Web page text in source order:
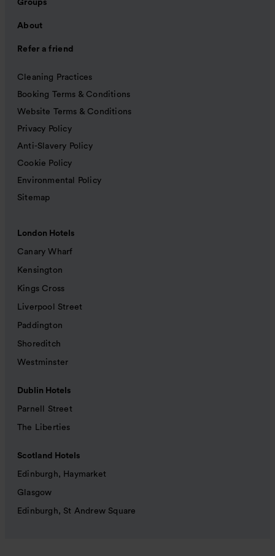
Groups
About
Refer a friend
Cleaning Practices
Booking Terms & Conditions
Website Terms & Conditions
Privacy Policy
Anti-Slavery Policy
Cookie Policy
Environmental Policy
Sitemap
London Hotels
Canary Wharf
Kensington
Kings Cross
Liverpool Street
Paddington
Shoreditch
Westminster
Dublin Hotels
Parnell Street
The Liberties
Scotland Hotels
Edinburgh, Haymarket
Glasgow
Edinburgh, St Andrew Square